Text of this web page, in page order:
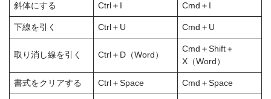
斜体にする Ctrl＋I Cmd＋I
下線を引く Ctrl＋U Cmd＋U
取り消し線を引く Ctrl＋D（Word）
Cmd＋Shift＋
X（Word）
書式をクリアする Ctrl＋Space Cmd＋Space